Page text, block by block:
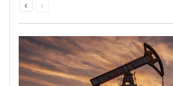
الصفحةالصفحة